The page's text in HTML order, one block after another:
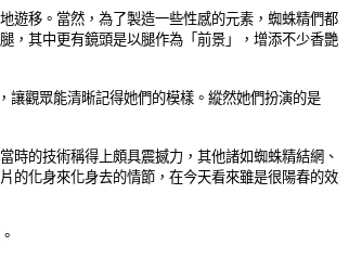
移。當然，為了製造一些性感的元素，蜘蛛精們都
，其中更有鏡頭是以腿作為「前景」，增添不少香艷
觀眾能清晰記得她們的模樣。縱然她們扮演的是
的技術稱得上頗具震撼力，其他諸如蜘蛛精結網、
的化身來化身去的情節，在今天看來雖是很陽春的效